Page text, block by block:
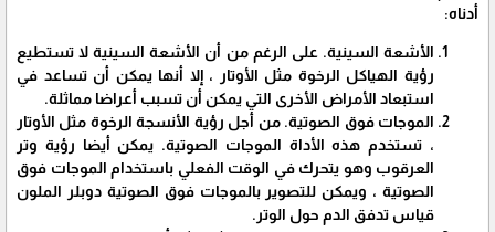
أدناه:
الأشعة السينية. على الرغم من أن الأشعة السينية لا تستطيع
رؤية الهياكل الرخوة مثل الأوتار ، إلا أنها يمكن أن تساعد في
استبعاد الأمراض الأخرى التي يمكن أن تسبب أعراضا مماثلة.
الموجات فوق الصوتية. من أجل رؤية الأنسجة الرخوة مثل الأوتار
، تستخدم هذه الأداة الموجات الصوتية. يمكن أيضا رؤية وتر
العرقوب وهو يتحرك في الوقت الفعلي باستخدام الموجات فوق
الصوتية ، ويمكن للتصوير بالموجات فوق الصوتية دوبلر الملون
قياس تدفق الدم حول الوتر.